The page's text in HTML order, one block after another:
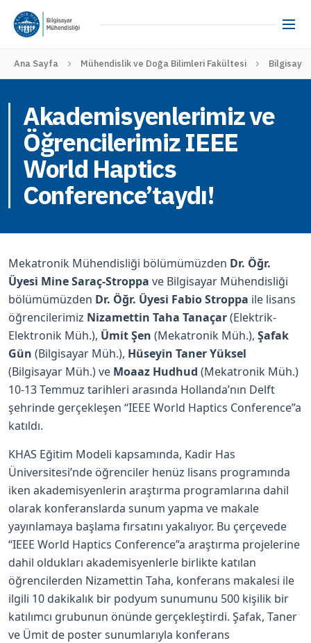
Ana Sayfa Mühendislik ve Doğa Bilimleri Fakültesi
Akademisyenlerimiz ve
Öğrencilerimiz IEEE
World Haptics
Conference’taydı!
Mekatronik Mühendisliği bölümümüzden Dr. Öğr.
Üyesi Mine Saraç-Stroppa ve Bilgisayar Mühendisliği
bölümümüzden Dr. Öğr. Üyesi Fabio Stroppa ile lisans
öğrencilerimiz Nizamettin Taha Tanaçar(Elektrik-
Elektronik Müh.), Ümit Şen (Mekatronik Müh.), Şafak
Gün (Bilgisayar Müh.), Hüseyin Taner Yüksel
(Bilgisayar Müh.) ve Moaaz Hudhud (Mekatronik Müh.)
10-13 Temmuz tarihleri arasında Hollanda’nın Delft
şehrinde gerçekleşen “IEEE World Haptics Conference”a
katıldı.
KHAS Eğitim Modeli kapsamında, Kadir Has
Üniversitesi’nde öğrenciler henüz lisans programında
iken akademisyenlerin araştırma programlarına dahil
olarak konferanslarda sunum yapma ve makale
yayınlamaya başlama fırsatını yakalıyor. Bu çerçevede
“IEEE World Haptics Conference”a araştırma projelerine
dahil oldukları akademisyenlerle birlikte katılan
öğrencilerden Nizamettin Taha, konferans makalesi ile
ilgili 10 dakikalık bir podyum sunumunu 500 kişilik bir
katılımcı grubunun önünde gerçekleştirdi. Şafak, Taner
ve Ümit de poster sunumlarıyla konferans